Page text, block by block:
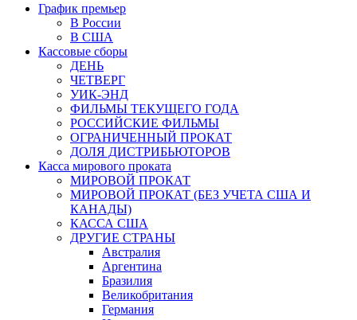
График премьер
В России
В США
Кассовые сборы
ДЕНЬ
ЧЕТВЕРГ
УИК-ЭНД
ФИЛЬМЫ ТЕКУЩЕГО ГОДА
РОССИЙСКИЕ ФИЛЬМЫ
ОГРАНИЧЕННЫЙ ПРОКАТ
ДОЛЯ ДИСТРИБЬЮТОРОВ
Касса мирового проката
МИРОВОЙ ПРОКАТ
МИРОВОЙ ПРОКАТ (БЕЗ УЧЕТА США И
КАНАДЫ)
КАССА США
ДРУГИЕ СТРАНЫ
Австралия
Аргентина
Бразилия
Великобритания
Германия